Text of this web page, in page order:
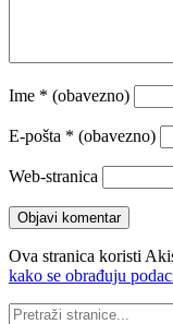
Ime * (obavezno)
E-pošta * (obavezno)
Web-stranica
Ova stranica koristi
kako se obrađuju
Pretraži